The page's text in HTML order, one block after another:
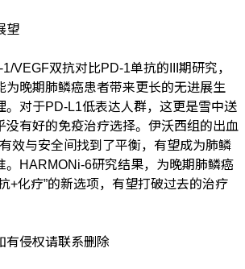
望
VEGF双抗对比PD-1单抗的III期研究，
为晚期肺鳞癌患者带来更长的无进展生
。对于PD-L1低表达人群，这更是雪中送
有好的免疫治疗选择。伊沃西组的出血
效与安全间找到了平衡，有望成为肺鳞
。HARMONi-6研究结果，为晚期肺鳞癌
+化疗”的新选项，有望打破过去的治疗
侵权请联系删除